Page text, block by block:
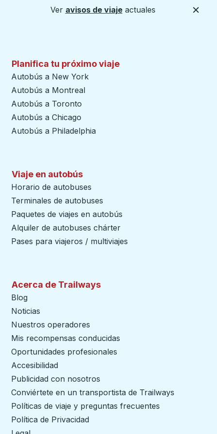
Ver avisos de viajeactuales
Planifica tu próximo viaje
Autobús a New York
Autobús a Montreal
Autobús a Toronto
Autobús a Chicago
Autobús a Philadelphia
Viaje en autobús
Horario de autobuses
Terminales de autobuses
Paquetes de viajes en autobús
Alquiler de autobuses chárter
Pases para viajeros / multiviajes
Acerca de Trailways
Blog
Noticias
Nuestros operadores
Mis recompensas conducidas
Oportunidades profesionales
Accesibilidad
Publicidad con nosotros
Conviértete en un transportista de Trailways
Políticas de viaje y preguntas frecuentes
Política de Privacidad